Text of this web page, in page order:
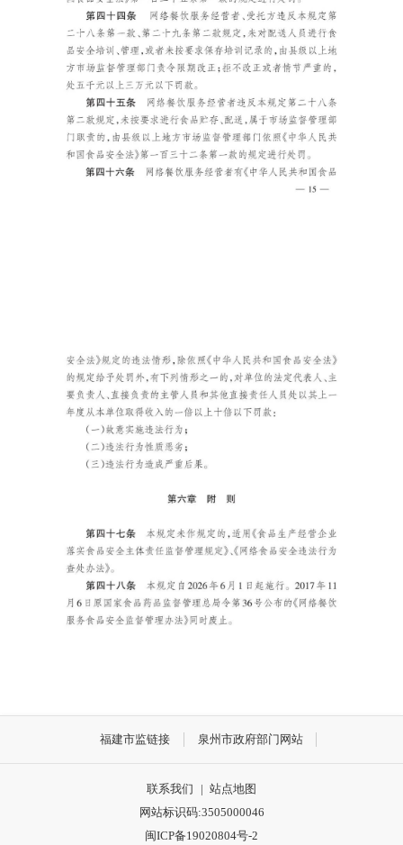
福建市监链接 泉州市政府部门网站
联系我们 | 站点地图
网站标识码:3505000046
闽ICP备19020804号-2